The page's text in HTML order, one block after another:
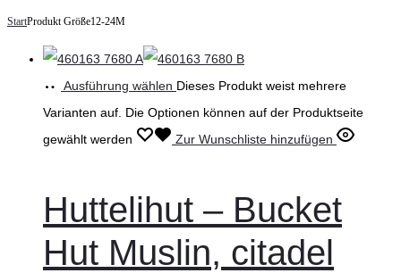
StartProdukt Größe12-24M
Ausführung wählen Dieses Produkt weist mehrere
Varianten auf. Die Optionen können auf der Produktseite
gewählt werden
Zur Wunschliste hinzufügen
Huttelihut – Bucket
Hut Muslin, citadel